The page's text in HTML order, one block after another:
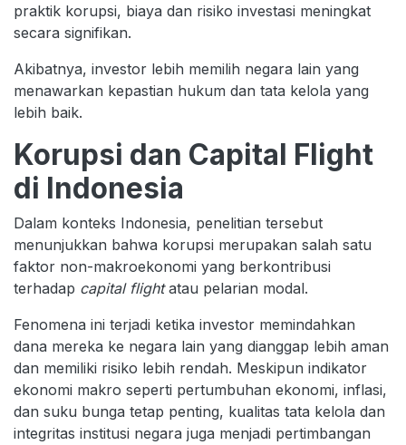
praktik korupsi, biaya dan risiko investasi meningkat
secara signifikan.
Akibatnya, investor lebih memilih negara lain yang
menawarkan kepastian hukum dan tata kelola yang
lebih baik.
Korupsi dan Capital Flight
di Indonesia
Dalam konteks Indonesia, penelitian tersebut
menunjukkan bahwa korupsi merupakan salah satu
faktor non-makroekonomi yang berkontribusi
terhadap capital flightatau pelarian modal.
Fenomena ini terjadi ketika investor memindahkan
dana mereka ke negara lain yang dianggap lebih aman
dan memiliki risiko lebih rendah. Meskipun indikator
ekonomi makro seperti pertumbuhan ekonomi, inflasi,
dan suku bunga tetap penting, kualitas tata kelola dan
integritas institusi negara juga menjadi pertimbangan